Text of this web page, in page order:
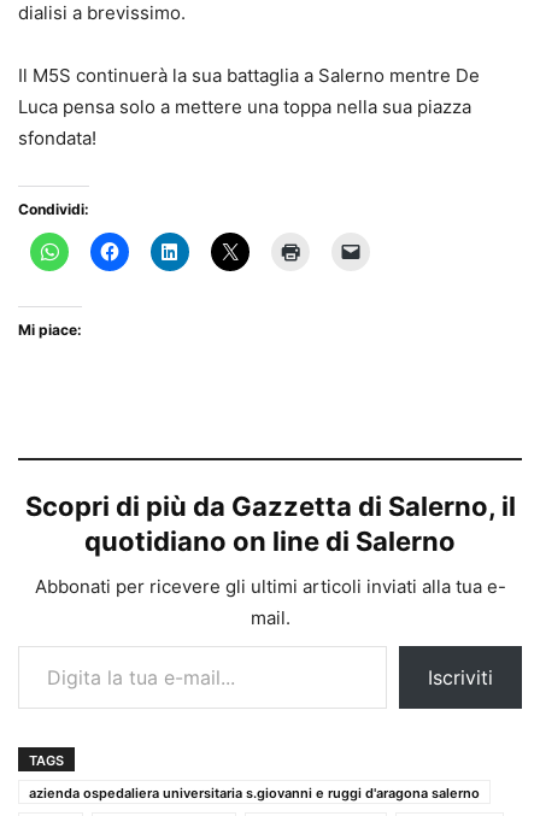
dialisi a brevissimo.
Il M5S continuerà la sua battaglia a Salerno mentre De
Luca pensa solo a mettere una toppa nella sua piazza
sfondata!
Condividi:
Mi piace:
Scopri di più da Gazzetta di Salerno, il
quotidiano on line di Salerno
Abbonati per ricevere gli ultimi articoli inviati alla tua e-
mail.
Digita la tua e-mail...
Iscriviti
TAGS
azienda ospedaliera universitaria s.giovanni e ruggi d'aragona salerno